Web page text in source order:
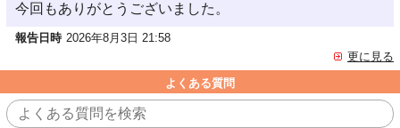
今回もありがとうございました。
報告日時 2026年8月3日 21:58
更に見る
よくある質問